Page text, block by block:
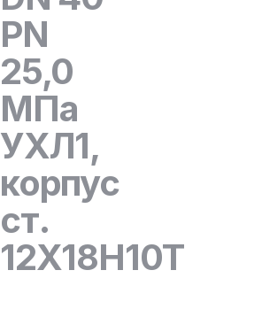
PN
25,0
МПа
УХЛ1,
корпус
ст.
12Х18Н10Т